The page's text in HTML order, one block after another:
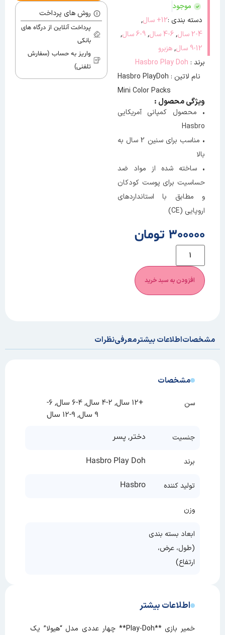
موجود
دسته بندی :12+ سال ,
2-4 سال , 4-6 سال , 6-9 سال ,
9-12 سال , هزبرو
برند : Hasbro Play Doh
نام لاتین : Hasbro PlayDoh
Mini Color Packs
ویژگی محصول :
• محصول کمپانی آمریکایی
Hasbro
• مناسب برای سنین 2 سال به
بالا
• ساخته شده از مواد ضد
حساسیت برای پوست کودکان
و مطابق با استانداردهای
اروپایی (CE)
300000 تومان
افزودن به سبد خرید
روش های پرداخت
پرداخت آنلاین از درگاه های
بانکی
واریز به حساب (سفارش
تلفنی)
مشخصاتاطلاعات بیشترمعرفینظرات
مشخصات
سن
+12 سال, 2-4 سال, 4-6 سال, 6-
9 سال, 9-12 سال
جنسیت دختر, پسر
برند Hasbro Play Doh
تولید کننده Hasbro
وزن
ابعاد بسته بندی
(طول، عرض،
ارتفاع)
اطلاعات بیشتر
خمیر بازی **Play-Doh** چهار عددی مدل “هیولا” یک